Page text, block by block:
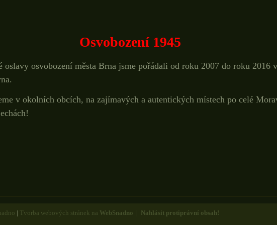
Osvobození 1945
oslavy osvobození města Brna jsme pořádali od roku 2007 do roku 2016
v okolních obcích, na zajímavých a autentických místech po celé
| Tvorba webových stránek na WebSnadno | Nahlásit protiprávní obsah!